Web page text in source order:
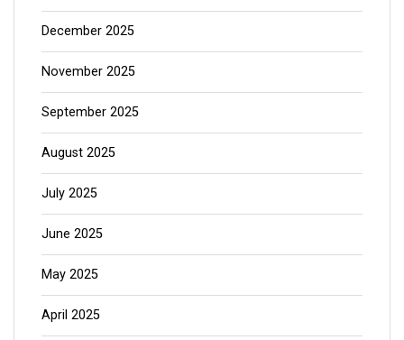
December 2025
November 2025
September 2025
August 2025
July 2025
June 2025
May 2025
April 2025